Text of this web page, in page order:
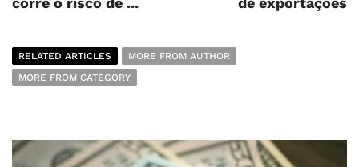
RELATED ARTICLES
MORE FROM AUTHOR
MORE FROM CATEGORY